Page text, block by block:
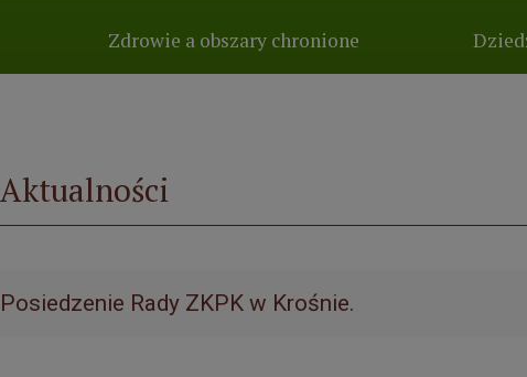
Zdrowie a obszary chronione
Aktualności
Posiedzenie Rady ZKPK w Krośnie.